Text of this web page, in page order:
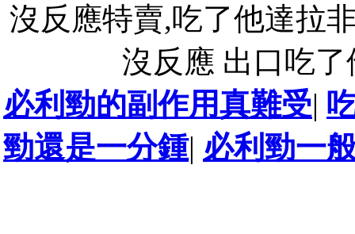
沒反應特賣,吃了他達拉
沒反應 出口吃
必利勁的副作用真難受|
勁還是一分鍾| 必利勁一